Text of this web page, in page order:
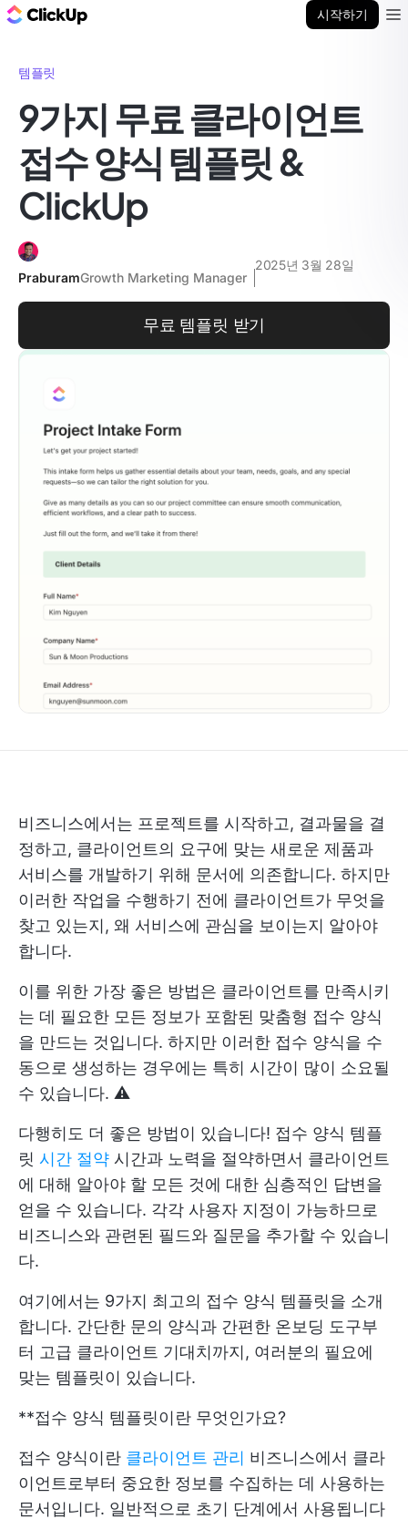
시작하기
템플릿
9가지 무료 클라이언트
접수 양식 템플릿 &
ClickUp
PraburamGrowth Marketing Manager
2025년 3월 28일
무료 템플릿 받기
비즈니스에서는 프로젝트를 시작하고, 결과물을 결
정하고, 클라이언트의 요구에 맞는 새로운 제품과
서비스를 개발하기 위해 문서에 의존합니다. 하지만
이러한 작업을 수행하기 전에 클라이언트가 무엇을
찾고 있는지, 왜 서비스에 관심을 보이는지 알아야
합니다.
이를 위한 가장 좋은 방법은 클라이언트를 만족시키
는 데 필요한 모든 정보가 포함된 맞춤형 접수 양식
을 만드는 것입니다. 하지만 이러한 접수 양식을 수
동으로 생성하는 경우에는 특히 시간이 많이 소요될
수 있습니다. ⚠️
다행히도 더 좋은 방법이 있습니다! 접수 양식 템플
릿 시간 절약 시간과 노력을 절약하면서 클라이언트
에 대해 알아야 할 모든 것에 대한 심층적인 답변을
얻을 수 있습니다. 각각 사용자 지정이 가능하므로
비즈니스와 관련된 필드와 질문을 추가할 수 있습니
다.
여기에서는 9가지 최고의 접수 양식 템플릿을 소개
합니다. 간단한 문의 양식과 간편한 온보딩 도구부
터 고급 클라이언트 기대치까지, 여러분의 필요에
맞는 템플릿이 있습니다.
**접수 양식 템플릿이란 무엇인가요?
접수 양식이란 클라이언트 관리 비즈니스에서 클라
이언트로부터 중요한 정보를 수집하는 데 사용하는
문서입니다. 일반적으로 초기 단계에서 사용됩니다